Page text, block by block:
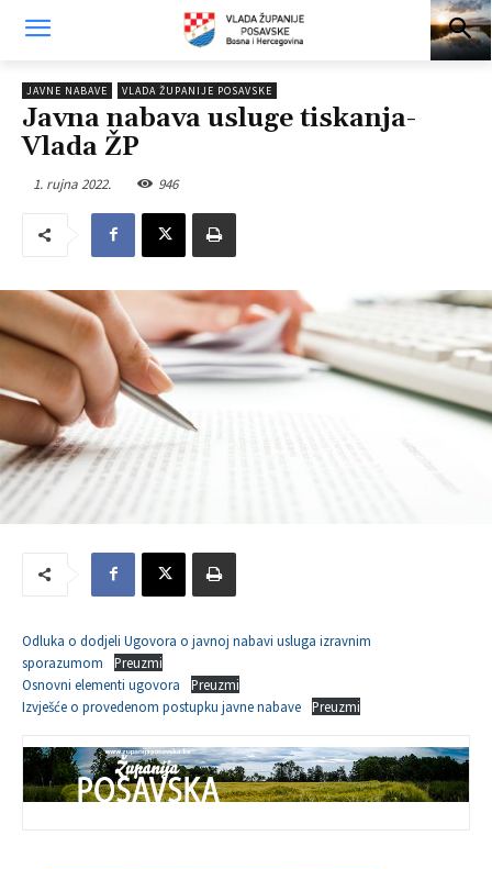
JAVNE NABAVE VLADA ŽUPANIJE POSAVSKE
Javna nabava usluge tiskanja-
Vlada ŽP
1. rujna 2022. 946
Odluka o dodjeli Ugovora o javnoj nabavi usluga izravnim
sporazumom
Preuzmi
Osnovni elementi ugovora
Preuzmi
Izvješće o provedenom postupku javne nabave
Preuzmi